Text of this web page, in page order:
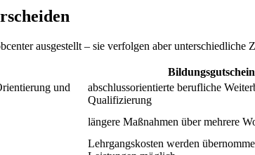
ausgestellt – sie verfolgen aber unterschiedliche
und
abschlussorientierte berufliche
Qualifizierung
längere Maßnahmen über mehrere
Lehrgangskosten werden